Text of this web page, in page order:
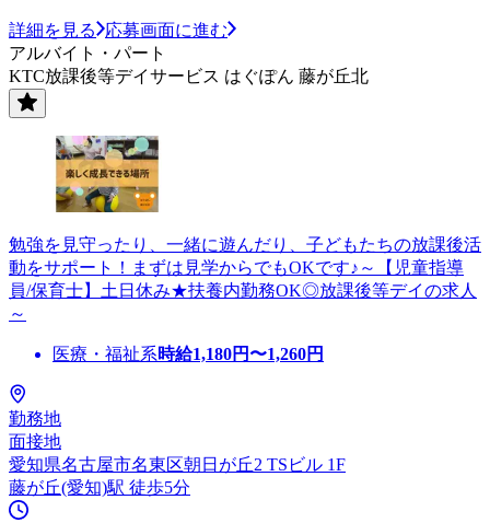
詳細を見る
応募画面に進む
アルバイト・パート
KTC放課後等デイサービス はぐぽん 藤が丘北
勉強を見守ったり、一緒に遊んだり、子どもたちの放課後活
動をサポート！まずは見学からでもOKです♪～【児童指導
員/保育士】土日休み★扶養内勤務OK◎放課後等デイの求人
～
医療・福祉系時給1,180円〜1,260円
勤務地
面接地
愛知県名古屋市名東区朝日が丘2 TSビル 1F
藤が丘(愛知)駅 徒歩5分